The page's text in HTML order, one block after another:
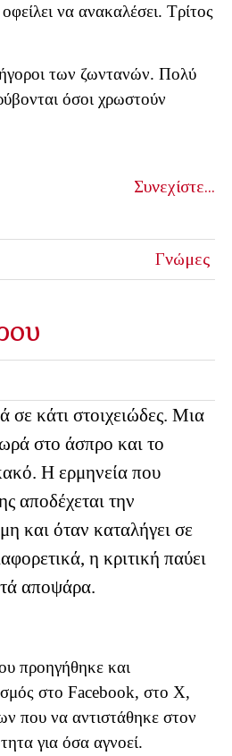
να ανακαλέσει. Τρίτος
των ζωντανών. Πολύ
όσοι χρωστούν
Συνεχίστε...
Γνώμες
κάτι στοιχειώδες. Μια
στο άσπρο και το
Η ερμηνεία που
αποδέχεται την
και όταν καταλήγει σε
η κριτική παύει
αποψάρα.
προηγήθηκε και
στο Facebook, στο X,
που να αντιστάθηκε στον
για όσα αγνοεί.